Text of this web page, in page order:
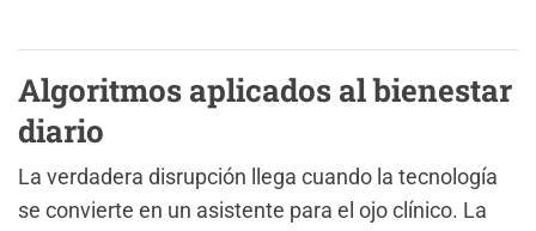
Algoritmos aplicados al bienestar
diario
La verdadera disrupción llega cuando la tecnología
se convierte en un asistente para el ojo clínico. La